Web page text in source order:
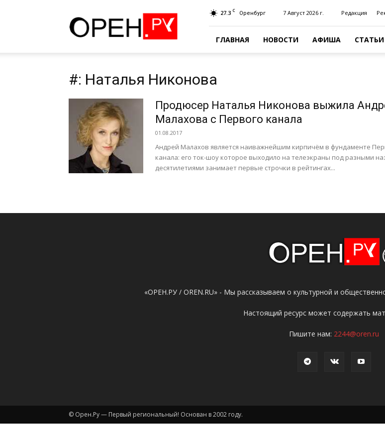
27.3 C Оренбург 7 Август 2026 г. Редакция
ГЛАВНАЯ НОВОСТИ АФИША СТАТЬИ
#: Наталья Никонова
Продюсер Наталья Никонова выжила
Малахова с Первого канала
01.08.2017
Андрей Малахов является наиважнейшим кирпичём в фундаменте
канала: его ток-шоу которое выходило на телеэкраны под разными
десятилетиями занимает первые строчки в рейтингах...
«ОРЕН.РУ / OREN.RU» - Мы рассказываем о культурной и
Настоящий ресурс может содержать
Пишите нам: 2244@oren.ru
© Орен.Ру — Первый региональный! Основан в 2002 году.